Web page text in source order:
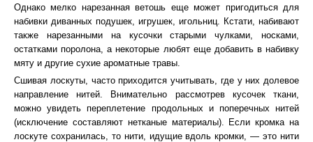
Однако мелко нарезанная ветошь еще может пригодиться для
набивки диванных подушек, игрушек, игольниц. Кстати, набивают
также нарезанными на кусочки старыми чулками, носками,
остатками поролона, а некоторые любят еще добавить в набивку
мяту и другие сухие ароматные травы.
Сшивая лоскуты, часто приходится учитывать, где у них долевое
направление нитей. Внимательно рассмотрев кусочек ткани,
можно увидеть переплетение продольных и поперечных нитей
(исключение составляют нетканые материалы). Если кромка на
лоскуте сохранилась, то нити, идущие вдоль кромки, — это нити